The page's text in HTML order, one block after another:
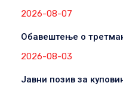
2026-08-07
Обавештење о
2026-08-03
Јавни позив за